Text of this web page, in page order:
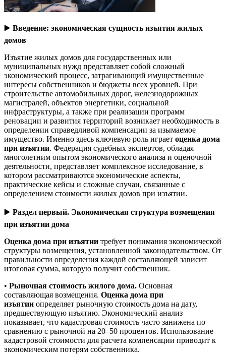
▶️ Введение: экономическая сущность изъятия жилых
домов
Изъятие жилых домов для государственных или
муниципальных нужд представляет собой сложный
экономический процесс, затрагивающий имущественные
интересы собственников и бюджеты всех уровней. При
строительстве автомобильных дорог, железнодорожных
магистралей, объектов энергетики, социальной
инфраструктуры, а также при реализации программ
реновации и развития территорий возникает необходимость в
определении справедливой компенсации за изымаемое
имущество. Именно здесь ключевую роль играет оценка дома
при изъятии. Федерация судебных экспертов, обладая
многолетним опытом экономического анализа и оценочной
деятельности, представляет комплексное исследование, в
котором рассматриваются экономические аспекты,
практические кейсы и сложные случаи, связанные с
определением стоимости жилых домов при изъятии.
▶️ Раздел первый. Экономическая структура возмещения
при изъятии дома
Оценка дома при изъятии требует понимания экономической
структуры возмещения, установленной законодательством. От
правильности определения каждой составляющей зависит
итоговая сумма, которую получит собственник.
• Рыночная стоимость жилого дома. Основная
составляющая возмещения. Оценка дома при
изъятии определяет рыночную стоимость дома на дату,
предшествующую изъятию. Экономический анализ
показывает, что кадастровая стоимость часто занижена по
сравнению с рыночной на 20–50 процентов. Использование
кадастровой стоимости для расчета компенсации приводит к
экономическим потерям собственника.